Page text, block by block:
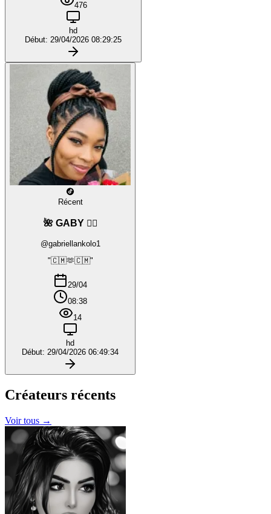
476
hd
Début: 29/04/2026 08:29:25
Récent
🌺 GABY ❤️‍🔥
@gabriellankolo1
"🇨🇲🫶🇨🇲"
29/04
08:38
14
hd
Début: 29/04/2026 06:49:34
Créateurs récents
Voir tous →